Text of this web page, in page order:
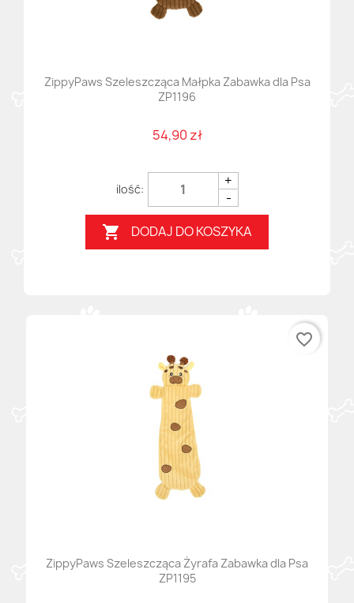
ZippyPaws Szeleszcząca Małpka Zabawka dla Psa
ZP1196
54,90 zł
+
-
 DODAJ DO KOSZYKA
ZippyPaws Szeleszcząca Żyrafa Zabawka dla Psa
ZP1195
favorite_border